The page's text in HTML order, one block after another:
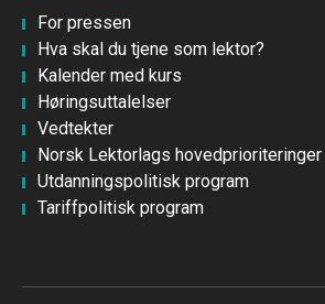
For pressen
Hva skal du tjene som lektor?
Kalender med kurs
Høringsuttalelser
Vedtekter
Norsk Lektorlags hovedprioriteringer
Utdanningspolitisk program
Tariffpolitisk program